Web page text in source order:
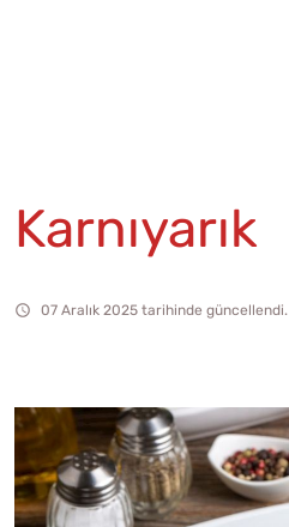
Karnıyarık
07 Aralık 2025 tarihinde güncellendi.